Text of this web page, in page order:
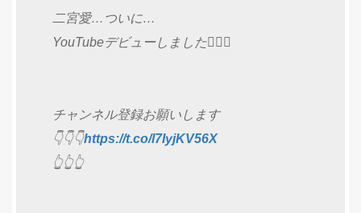
二宮愛…ついに…
YouTubeデビューしました🙋‍♀️✨
チャンネル登録お願いします
👇👇👇https://t.co/l7IyjKV56X
👆👆👆